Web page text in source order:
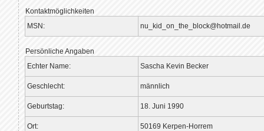
Kontaktmöglichkeiten
MSN:
nu_kid_on_the_block@hotmail.de
Persönliche Angaben
Echter Name:
Sascha Kevin Becker
Geschlecht: männlich
Geburtstag: 18. Juni 1990
Ort: 50169 Kerpen-Horrem